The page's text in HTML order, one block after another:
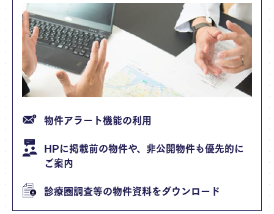
物件アラート機能の利用
HPに掲載前の物件や、非公開物件も優先的に
ご案内
診療圏調査等の物件資料をダウンロード